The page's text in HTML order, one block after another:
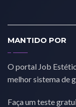
MANTIDO POR
O portal Job
melhor sistema de
Faça um teste